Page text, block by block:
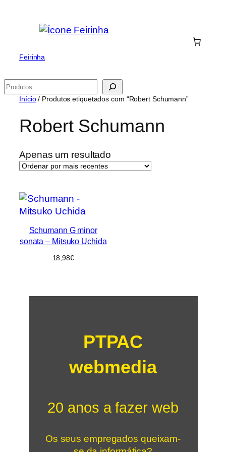
Feirinha
Pesquisar
Início/ Produtos etiquetados com “Robert Schumann”
Robert Schumann
Apenas um resultado
Schumann G minor
sonata – Mitsuko Uchida
18,98€
PTPAC
webmedia
20 anos a fazer web
Os seus empregados queixam-